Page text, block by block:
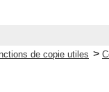
de copie utiles >